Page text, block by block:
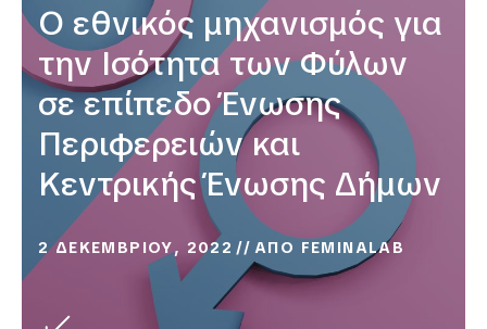
Ο εθνικός μηχανισμός για
την Ισότητα των Φύλων
σε επίπεδο Ένωσης
Περιφερειών και
Κεντρικής Ένωσης Δήμων
2 ΔΕΚΕΜΒΡΙΟΥ, 2022 ΑΠΟ FEMINALAB